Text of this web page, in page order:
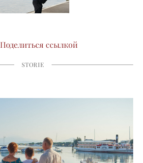
Поделиться ссылкой
STORIE